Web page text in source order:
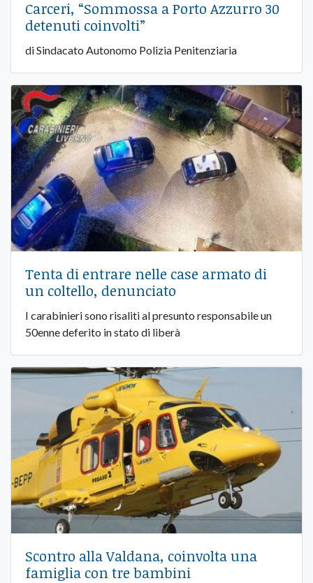
Carceri, “Sommossa a Porto Azzurro 30
detenuti coinvolti”
di Sindacato Autonomo Polizia Penitenziaria
Tenta di entrare nelle case armato di
un coltello, denunciato
I carabinieri sono risaliti al presunto responsabile un
50enne deferito in stato di liberà
Scontro alla Valdana, coinvolta una
famiglia con tre bambini